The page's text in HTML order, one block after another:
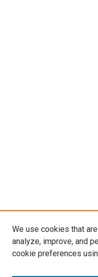
We use cookies that
analyze, improve, and
cookie preferences